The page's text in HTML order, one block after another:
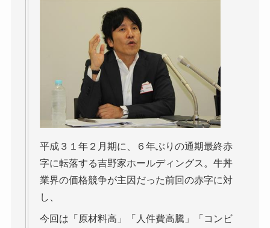
平成３１年２月期に、６年ぶりの通期最終赤
字に転落する吉野家ホールディングス。牛丼
業界の価格競争が主因だった前回の赤字に対
し、
今回は「原材料高」「人件費高騰」「コンビ